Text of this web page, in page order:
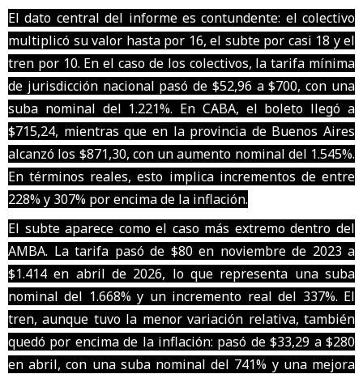
El dato central del informe es contundente: el colectivo
multiplicó su valor hasta por 16, el subte por casi 18 y el
tren por 10. En el caso de los colectivos, la tarifa mínima
de jurisdicción nacional pasó de $52,96 a $700, con una
suba nominal del 1.221%. En CABA, el boleto llegó a
$715,24, mientras que en la provincia de Buenos Aires
alcanzó los $871,30, con un aumento nominal del 1.545%.
En términos reales, esto implica incrementos de entre
228% y 307% por encima de la inflación.
El subte aparece como el caso más extremo dentro del
AMBA. La tarifa pasó de $80 en noviembre de 2023 a
$1.414 en abril de 2026, lo que representa una suba
nominal del 1.668% y un incremento real del 337%. El
tren, aunque tuvo la menor variación relativa, también
quedó por encima de la inflación: pasó de $33,29 a $280
en abril, con una suba nominal del 741% y una mejora